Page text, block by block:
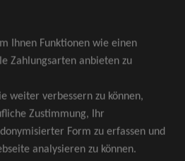
ausschließlich
Sitzplätze, welche
vergeben
doch nicht verfügbar
Sie von uns Tickets für die
Kategorie. Und das
völlig automatisch.
Ihnen Funktionen wie einen
Zahlungsarten anbieten zu
weiter verbessern zu können,
Zustimmung, Ihr
Form zu erfassen und
analysieren zu können.